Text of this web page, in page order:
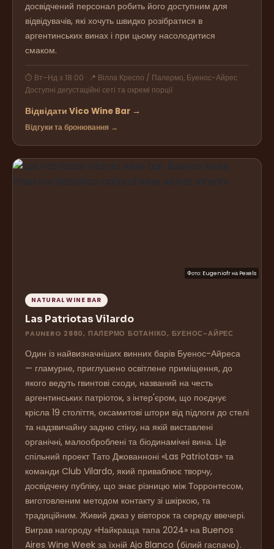
досвідчений персонал робить його доступним для
відвідувачів, які хочуть швидко розібратися в
аргентинських винах і при цьому насолодитися
смаком.
⏱ Вт–Нд з 18:00 · 📍 Вілла Креспо / Палермо, Буенос-Айрес ·
Доступні дегустаційні сеті та окремі порції
Відвідати Vico Wine Bar →
Відгуки та бронювання →
Фото: Eugeniofrна Pexels
NATURAL WINE BAR
Las Patriotas Vilardo
PAUNERO 2880, ПАЛЕРМО БОТАНІКО, БУЕНОС-АЙРЕС
Один із найвизначніших винних барів Буенос-Айреса
— гламурне, приглушено освітлене приміщення, до
якого ведуть гвинтові сходи, названий на честь
аргентинських патріоток, з інтер'єром, що поєднує
крісла 19 століття, оксамитові штори від підлоги до стелі
та надзвичайну задню стіну, на якій виставлені
органічні, малооброблені та біодинамічні вина. Це
спільний проект Тато Джованноні «Las Patriotas» та
команди Club Vilardo, який приваблює творчу,
досвідчену публіку, що знає різницю між Торронтесом,
виготовленим методом контакту зі шкіркою, та
традиційним. Живий джаз у вівторок та середу ввечері.
Виграв нагороду «Найкраща тапа 2024» на Buenos
Aires Wine Week за їхній Ajo Blanco (білий гаспачо).